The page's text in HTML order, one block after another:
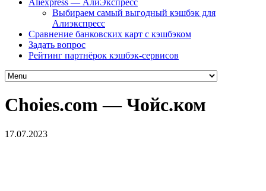
Выбираем самый выгодный кэшбэк для
Алиэкспресс
Сравнение банковских карт с кэшбэком
Задать вопрос
Рейтинг партнёрок кэшбэк-сервисов
Choies.com — Чойс.ком
17.07.2023